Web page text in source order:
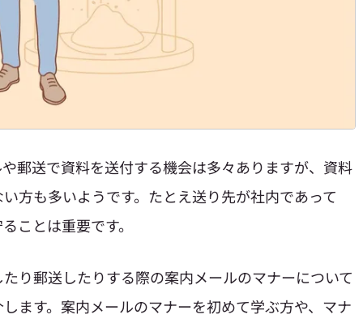
郵送で資料を送付する機会は多々ありますが、資料
方も多いようです。たとえ送り先が社内であって
ことは重要です。
り郵送したりする際の案内メールのマナーについて
ます。案内メールのマナーを初めて学ぶ方や、マナ